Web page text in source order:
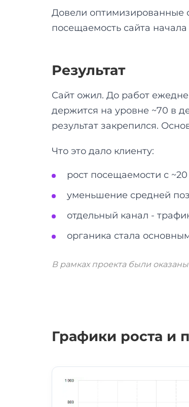
Довели оптимизированные
посещаемость сайта начала
Результат
Сайт ожил. До работ
держится на уровне ~70 в
результат закрепился.
Что это дало клиенту:
рост посещаемости с
уменьшение средней
отдельный канал -
органика стала
В рамках проекта были оказаны
Графики роста и